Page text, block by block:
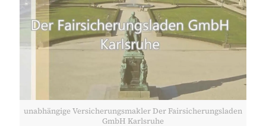
unabhängige Versicherungsmakler Der Fairsicherungsladen
GmbH Karlsruhe